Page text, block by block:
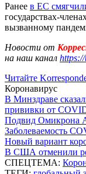
Ранее в ЕС
государствах-
вызванному
Новости от
на наш канал
Читайте
Коронавирус
В Минздраве
прививки от
Подвид Омикрона
Заболеваемость
Новый вариант
В США отменили
СПЕЦТЕМА: